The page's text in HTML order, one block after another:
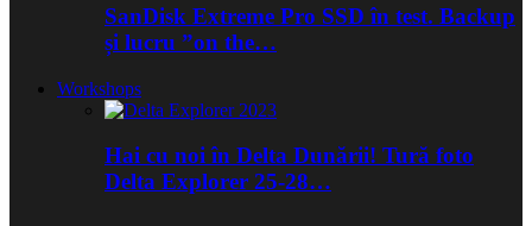
SanDisk Extreme Pro SSD în test. Backup
și lucru ”on the…
Workshops
Hai cu noi în Delta Dunării! Tură foto
Delta Explorer 25-28…